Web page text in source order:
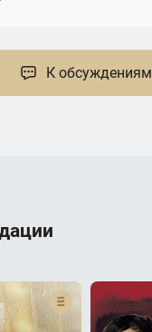
К обсуждениям